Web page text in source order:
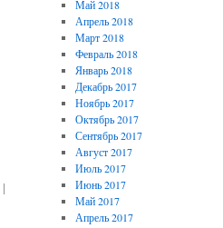
|
Май 2018
Апрель 2018
Март 2018
Февраль 2018
Январь 2018
Декабрь 2017
Ноябрь 2017
Октябрь 2017
Сентябрь 2017
Август 2017
Июль 2017
Июнь 2017
Май 2017
Апрель 2017